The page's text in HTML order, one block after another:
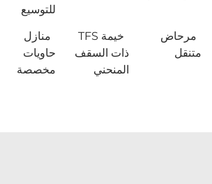
للتوسيع
مرحاض
متنقل
خيمة TFS
ذات السقف
المنحني
منازل
حاويات
مخصصة